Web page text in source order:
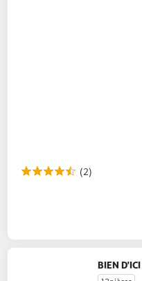
(2)
BIEN D'ICI